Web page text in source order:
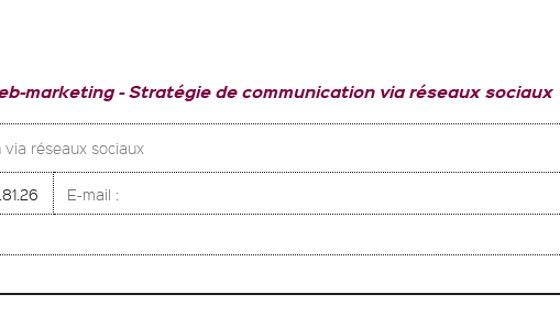
marketing Stratégie de communication via réseaux sociaux
réseaux sociaux
E-mail :